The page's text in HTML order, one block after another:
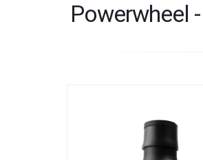
Powerwheel